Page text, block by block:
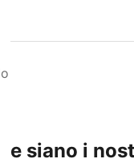
siano i